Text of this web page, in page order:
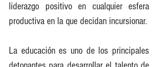
liderazgo positivo en cualquier esfera
productiva en la que decidan incursionar.
La educación es uno de los principales